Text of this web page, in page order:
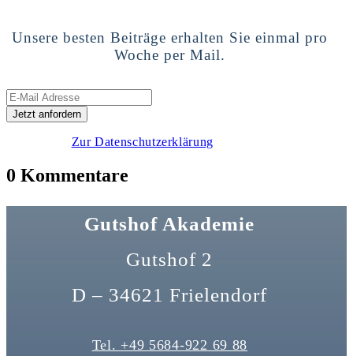
Unsere besten Beiträge erhalten Sie einmal pro
Woche per Mail.
Zur Datenschutzerklärung
0 Kommentare
Gutshof Akademie
Gutshof 2
D – 34621 Frielendorf
Tel. +49 5684-922 69 88